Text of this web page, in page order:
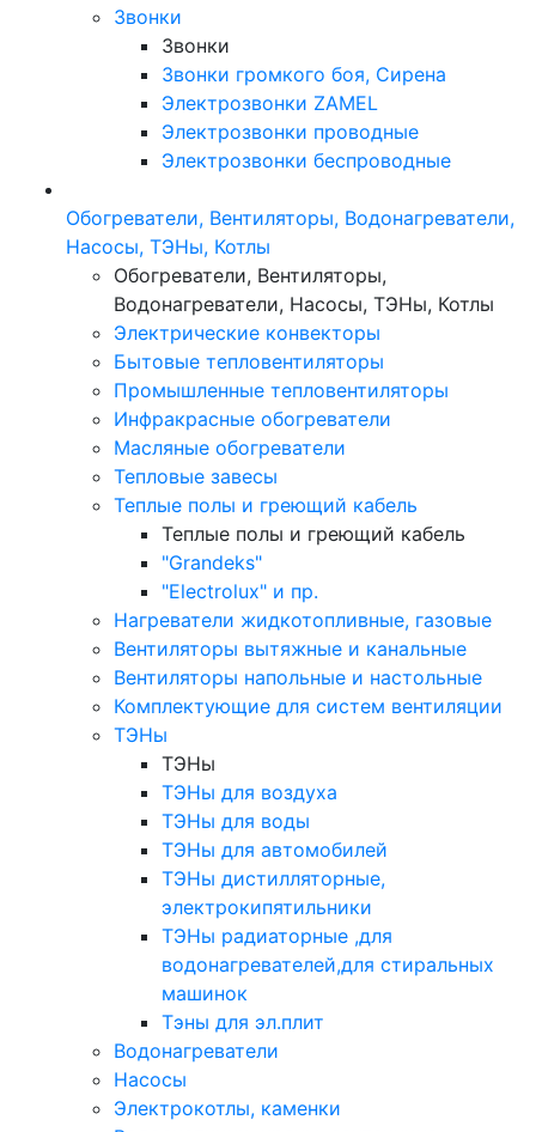
Звонки
Звонки
Звонки громкого боя, Сирена
Электрозвонки ZAMEL
Электрозвонки проводные
Электрозвонки беспроводные
Обогреватели, Вентиляторы, Водонагреватели,
Насосы, ТЭНы, Котлы
Обогреватели, Вентиляторы,
Водонагреватели, Насосы, ТЭНы, Котлы
Электрические конвекторы
Бытовые тепловентиляторы
Промышленные тепловентиляторы
Инфракрасные обогреватели
Масляные обогреватели
Тепловые завесы
Теплые полы и греющий кабель
Теплые полы и греющий кабель
"Grandeks"
"Electrolux" и пр.
Нагреватели жидкотопливные, газовые
Вентиляторы вытяжные и канальные
Вентиляторы напольные и настольные
Комплектующие для систем вентиляции
ТЭНы
ТЭНы
ТЭНы для воздуха
ТЭНы для воды
ТЭНы для автомобилей
ТЭНы дистилляторные,
электрокипятильники
ТЭНы радиаторные ,для
водонагревателей,для стиральных
машинок
Тэны для эл.плит
Водонагреватели
Насосы
Электрокотлы, каменки